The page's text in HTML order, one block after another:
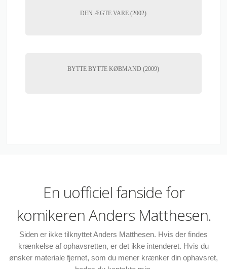
DEN ÆGTE VARE (2002)
BYTTE BYTTE KØBMAND (2009)
En uofficiel fanside for
komikeren Anders Matthesen.
Siden er ikke tilknyttet Anders Matthesen. Hvis der findes
krænkelse af ophavsretten, er det ikke intenderet. Hvis du
ønsker materiale fjernet, som du mener krænker din ophavsret,